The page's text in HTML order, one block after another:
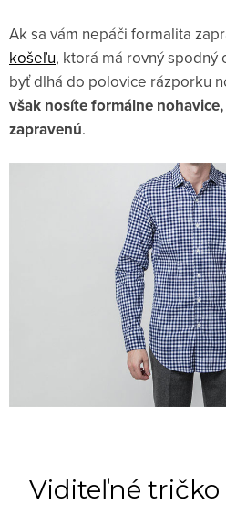
Ak sa vám nepáči formalita
košeľu, ktorá má rovný spodný
byť dlhá do polovice rázporku
však nosíte formálne
zapravenú.
Viditeľné tričko